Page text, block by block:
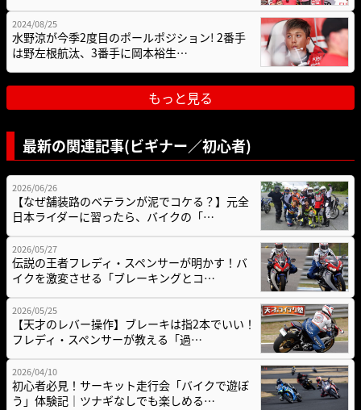
2024/08/25
水野涼が今季2度目のポールポジション! 2番手
は野左根航汰、3番手に岡本裕生…
もっと見る
最新の関連記事(ビギナー／初心者)
2026/06/26
【なぜ舗装路のベテランが泥でコケる？】元全
日本ライダーに習ったら、バイクの「…
2026/05/27
伝説の王者フレディ・スペンサーが明かす！バ
イクを激変させる「ブレーキングとコ…
2026/05/25
【天才のレバー操作】ブレーキは指2本でいい！
フレディ・スペンサーが教える「過…
2026/04/10
初心者必見！サーキット走行会「バイクで遊ぼ
う」体験記｜ツナギなしでも楽しめる…